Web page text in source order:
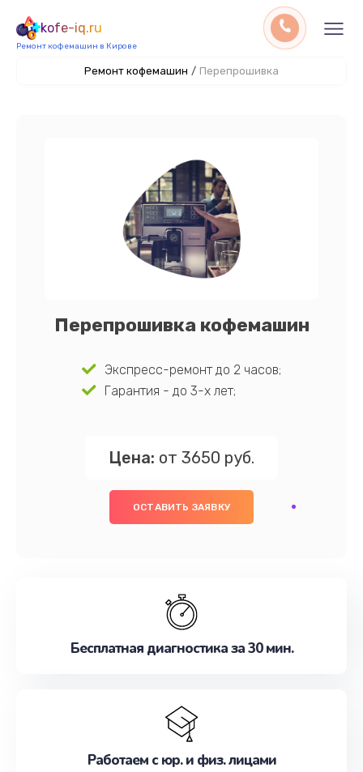
kofe-iq.ru
Ремонт кофемашин в Кирове
Ремонт кофемашин / Перепрошивка
Перепрошивка кофемашин
Экспресс-ремонт до 2 часов;
Гарантия - до 3-х лет;
Цена: от 3650 руб.
ОСТАВИТЬ ЗАЯВКУ
Бесплатная диагностика за 30 мин.
Работаем с юр. и физ. лицами